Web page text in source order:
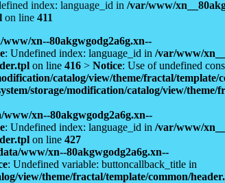
index: language_id in /var/www/
on line 411
xn--80akgwgodg2a6g.xn--
: Undefined index: language_id in /var/www/
on line 416 > Notice: Use of undefined
catalog/view/theme/fractal/template/
storage/modification/catalog/view/theme/
xn--80akgwgodg2a6g.xn--
: Undefined index: language_id in /var/www/
on line 427
www/xn--80akgwgodg2a6g.xn--
: Undefined variable: buttoncallback_title in
view/theme/fractal/template/common/